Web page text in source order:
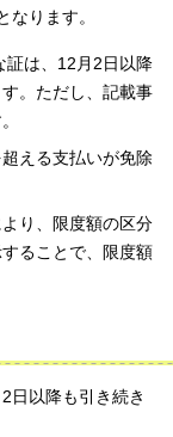
なります。
証は、12月2日以降
。ただし、記載事
える支払いが免除
り、限度額の区分
ることで、限度額
日以降も引き続き